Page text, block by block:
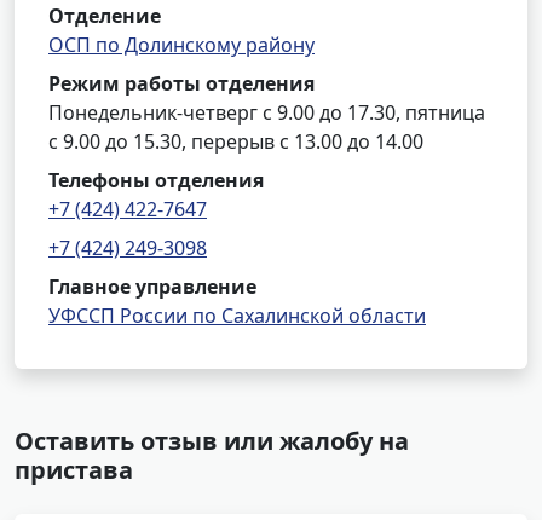
Отделение
ОСП по Долинскому району
Режим работы отделения
Понедельник-четверг с 9.00 до 17.30, пятница
с 9.00 до 15.30, перерыв с 13.00 до 14.00
Телефоны отделения
+7 (424) 422-7647
+7 (424) 249-3098
Главное управление
УФССП России по Сахалинской области
Оставить отзыв или жалобу на
пристава